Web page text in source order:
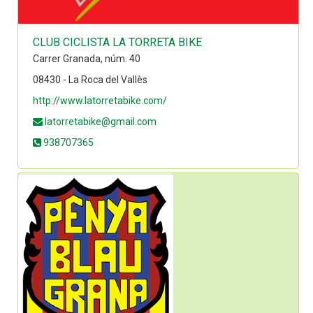
CLUB CICLISTA LA TORRETA BIKE
Carrer Granada, núm. 40
08430 - La Roca del Vallès
http://www.latorretabike.com/
latorretabike@gmail.com
938707365